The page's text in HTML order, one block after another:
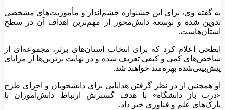
به گفته وی، برای این جشنواره چشم‌انداز و مأموریت‌های مشخصی
تدوین شده و توسعه دانش‌محور از مهم‌ترین اهداف آن در سطح
استان‌هاست.
ابطحی اعلام کرد که برای انتخاب استان‌های برتر، مجموعه‌ای از
شاخص‌های کمی و کیفی تعریف شده و در نهایت برترین‌ها از مزایای
پیش‌بینی‌شده بهره‌مند خواهند شد.
او همچنین از در نظر گرفتن هدایایی برای دانشجویان و اجرای طرح
«درب باز دانشگاه» با هدف گسترش ارتباط دانش‌آموزان با
پارک‌های علم و فناوری خبر داد.